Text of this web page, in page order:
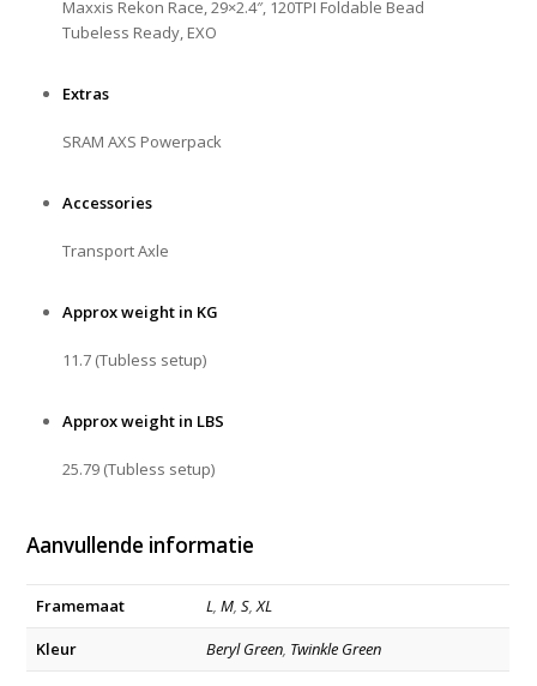
Maxxis Rekon Race, 29×2.4″, 120TPI Foldable Bead
Tubeless Ready, EXO
Extras
SRAM AXS Powerpack
Accessories
Transport Axle
Approx weight in KG
11.7 (Tubless setup)
Approx weight in LBS
25.79 (Tubless setup)
Aanvullende informatie
Framemaat L,M,S,XL
Kleur
Beryl Green, Twinkle Green